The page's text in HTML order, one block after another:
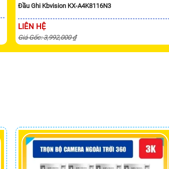
Đầu Ghi Kbvision KX-A4K8116N3
LIÊN HỆ
Giá Gốc: 3,992,000 ₫